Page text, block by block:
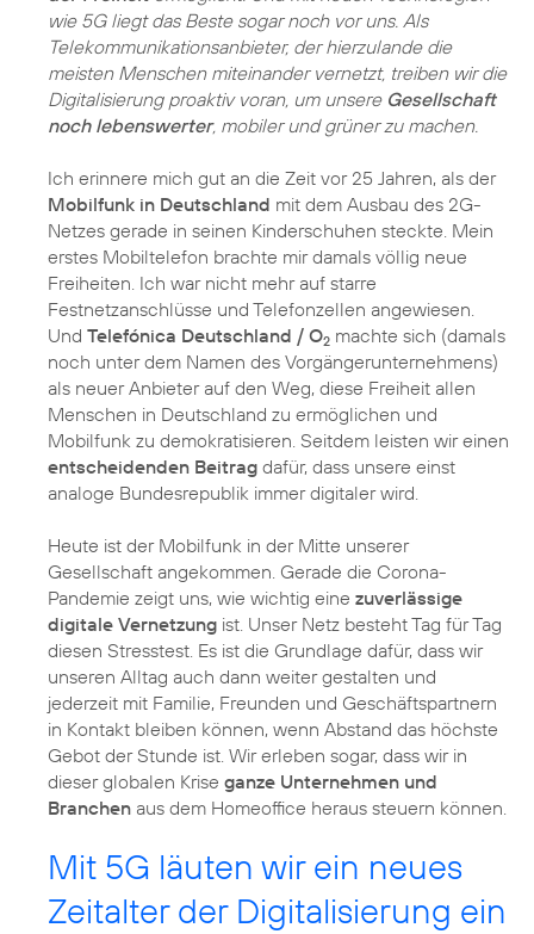
wie 5G liegt das Beste sogar noch vor uns. Als
Telekommunikationsanbieter, der hierzulande die
meisten Menschen miteinander vernetzt, treiben wir die
Digitalisierung proaktiv voran, um unsere Gesellschaft
noch lebenswerter, mobiler und grüner zu machen.
Ich erinnere mich gut an die Zeit vor 25 Jahren, als der
Mobilfunk in Deutschland mit dem Ausbau des 2G-
Netzes gerade in seinen Kinderschuhen steckte. Mein
erstes Mobiltelefon brachte mir damals völlig neue
Freiheiten. Ich war nicht mehr auf starre
Festnetzanschlüsse und Telefonzellen angewiesen.
Und Telefónica Deutschland / O2 machte sich (damals
noch unter dem Namen des Vorgängerunternehmens)
als neuer Anbieter auf den Weg, diese Freiheit allen
Menschen in Deutschland zu ermöglichen und
Mobilfunk zu demokratisieren. Seitdem leisten wir einen
entscheidenden Beitrag dafür, dass unsere einst
analoge Bundesrepublik immer digitaler wird.
Heute ist der Mobilfunk in der Mitte unserer
Gesellschaft angekommen. Gerade die Corona-
Pandemie zeigt uns, wie wichtig eine zuverlässige
digitale Vernetzung ist. Unser Netz besteht Tag für Tag
diesen Stresstest. Es ist die Grundlage dafür, dass wir
unseren Alltag auch dann weiter gestalten und
jederzeit mit Familie, Freunden und Geschäftspartnern
in Kontakt bleiben können, wenn Abstand das höchste
Gebot der Stunde ist. Wir erleben sogar, dass wir in
dieser globalen Krise ganze Unternehmen und
Branchen aus dem Homeoffice heraus steuern können.
Mit 5G läuten wir ein neues
Zeitalter der Digitalisierung ein